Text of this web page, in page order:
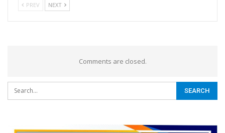
PREV NEXT
Comments are closed.